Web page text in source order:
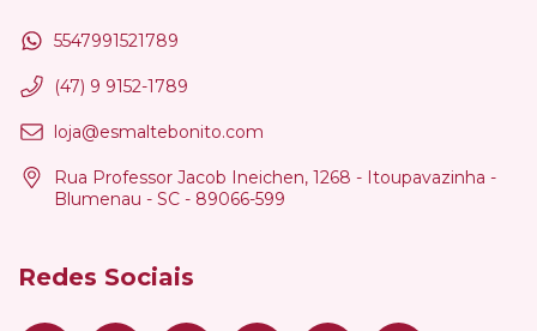
5547991521789
(47) 9 9152-1789
loja@esmaltebonito.com
Rua Professor Jacob Ineichen, 1268 - Itoupavazinha -
Blumenau - SC - 89066-599
Redes Sociais